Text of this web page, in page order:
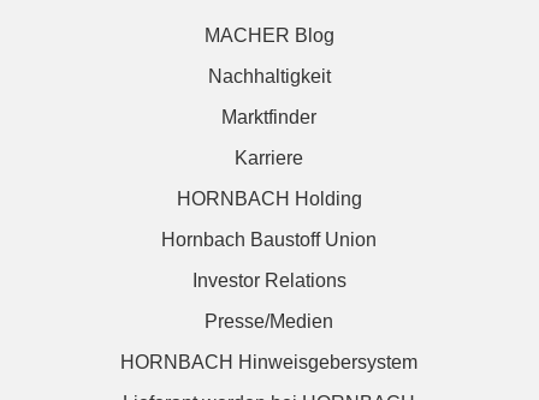
MACHER Blog
Nachhaltigkeit
Marktfinder
Karriere
HORNBACH Holding
Hornbach Baustoff Union
Investor Relations
Presse/Medien
HORNBACH Hinweisgebersystem